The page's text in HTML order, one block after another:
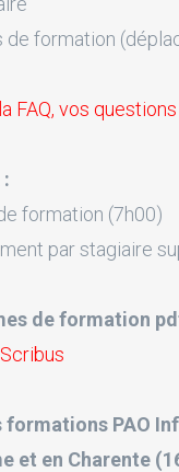
de formation
FAQ, vos
formation (7h00)
par stagiaire
de formation
formations PAO
et en Charente